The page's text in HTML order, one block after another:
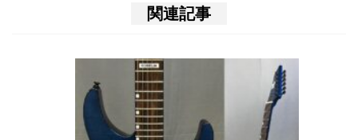
関連記事